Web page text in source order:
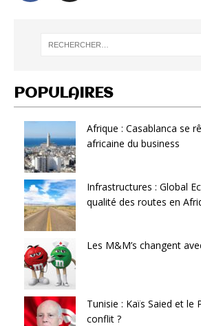
POPULAIRES
Afrique : Casablanca se
africaine du business
Infrastructures : Global
qualité des routes en
Les M&M’s changent
Tunisie : Kaïs Saied et le
conflit ?